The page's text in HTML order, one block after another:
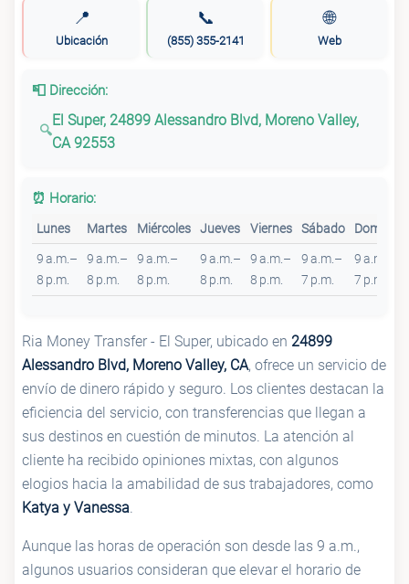
📍
Ubicación
📞
(855) 355-2141
🌐
Web
📮 Dirección:
El Super, 24899 Alessandro Blvd, Moreno Valley,
CA 92553
⏰ Horario:
Lunes Martes Miércoles Jueves Viernes Sábado Domingo
9 a.m.–
8 p.m.
9 a.m.–
8 p.m.
9 a.m.–
8 p.m.
9 a.m.–
8 p.m.
9 a.m.–
8 p.m.
9 a.m.–
7 p.m.
9 a.m.–
7 p.m.
Ria Money Transfer - El Super, ubicado en 24899
Alessandro Blvd, Moreno Valley, CA, ofrece un servicio de
envío de dinero rápido y seguro. Los clientes destacan la
eficiencia del servicio, con transferencias que llegan a
sus destinos en cuestión de minutos. La atención al
cliente ha recibido opiniones mixtas, con algunos
elogios hacia la amabilidad de sus trabajadores, como
Katya y Vanessa.
Aunque las horas de operación son desde las 9 a.m.,
algunos usuarios consideran que elevar el horario de